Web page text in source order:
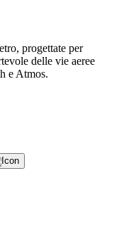
progettate per
delle vie aeree
e Atmos.